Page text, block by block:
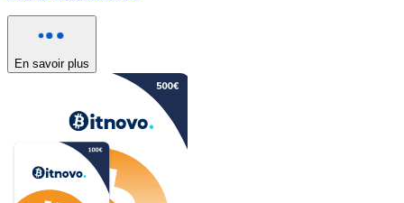
En savoir plus